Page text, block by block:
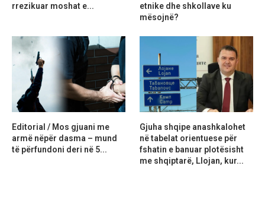
rrezikuar moshat e...
etnike dhe shkollave ku
mësojnë?
Editorial / Mos gjuani me
armë nëpër dasma – mund
të përfundoni deri në 5...
Gjuha shqipe anashkalohet
në tabelat orientuese për
fshatin e banuar plotësisht
me shqiptarë, Llojan, kur...